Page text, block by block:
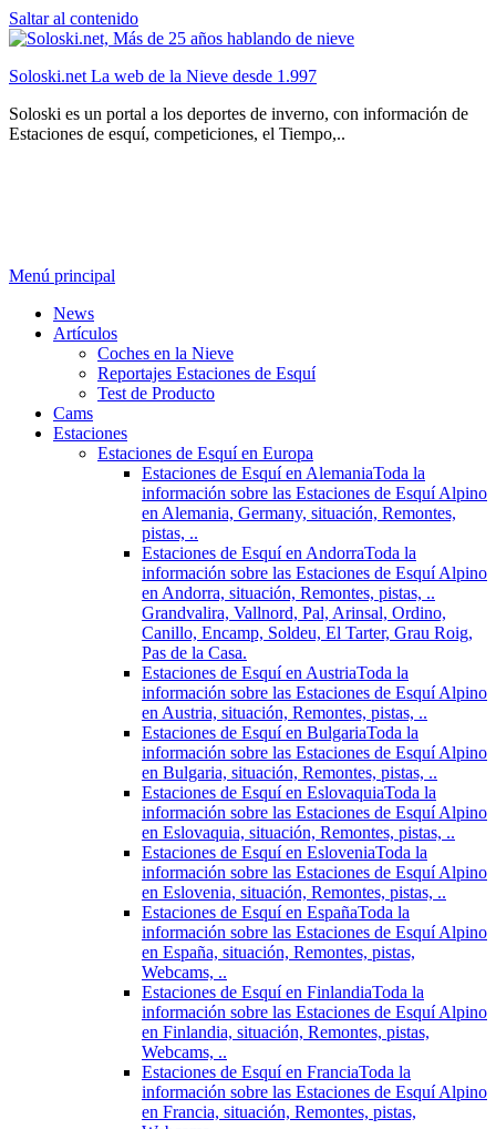
Saltar al contenido
Soloski.net La web de la Nieve desde 1.997
Soloski es un portal a los deportes de inverno, con información de
Estaciones de esquí, competiciones, el Tiempo,..
Menú principal
News
Artículos
Coches en la Nieve
Reportajes Estaciones de Esquí
Test de Producto
Cams
Estaciones
Estaciones de Esquí en Europa
Estaciones de Esquí en AlemaniaToda la
información sobre las Estaciones de Esquí Alpino
en Alemania, Germany, situación, Remontes,
pistas, ..
Estaciones de Esquí en AndorraToda la
información sobre las Estaciones de Esquí Alpino
en Andorra, situación, Remontes, pistas, ..
Grandvalira, Vallnord, Pal, Arinsal, Ordino,
Canillo, Encamp, Soldeu, El Tarter, Grau Roig,
Pas de la Casa.
Estaciones de Esquí en AustriaToda la
información sobre las Estaciones de Esquí Alpino
en Austria, situación, Remontes, pistas, ..
Estaciones de Esquí en BulgariaToda la
información sobre las Estaciones de Esquí Alpino
en Bulgaria, situación, Remontes, pistas, ..
Estaciones de Esquí en EslovaquiaToda la
información sobre las Estaciones de Esquí Alpino
en Eslovaquia, situación, Remontes, pistas, ..
Estaciones de Esquí en EsloveniaToda la
información sobre las Estaciones de Esquí Alpino
en Eslovenia, situación, Remontes, pistas, ..
Estaciones de Esquí en EspañaToda la
información sobre las Estaciones de Esquí Alpino
en España, situación, Remontes, pistas,
Webcams, ..
Estaciones de Esquí en FinlandiaToda la
información sobre las Estaciones de Esquí Alpino
en Finlandia, situación, Remontes, pistas,
Webcams, ..
Estaciones de Esquí en FranciaToda la
información sobre las Estaciones de Esquí Alpino
en Francia, situación, Remontes, pistas,